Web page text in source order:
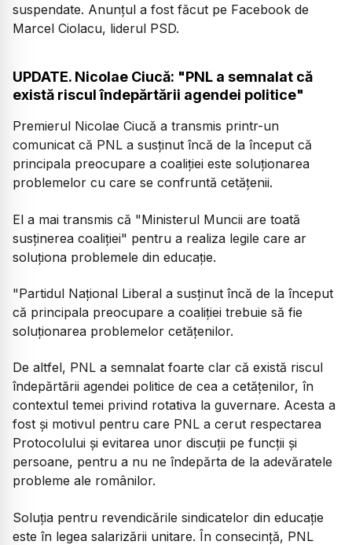
suspendate. Anunțul a fost făcut pe Facebook de
Marcel Ciolacu, liderul PSD.
UPDATE. Nicolae Ciucă: "PNL a semnalat că
există riscul îndepărtării agendei politice"
Premierul Nicolae Ciucă a transmis printr-un
comunicat că PNL a susținut încă de la început că
principala preocupare a coaliției este soluționarea
problemelor cu care se confruntă cetățenii.
El a mai transmis că "Ministerul Muncii are toată
susținerea coaliției" pentru a realiza legile care ar
soluționa problemele din educație.
"Partidul Național Liberal a susținut încă de la început
că principala preocupare a coaliției trebuie să fie
soluționarea problemelor cetățenilor.
De altfel, PNL a semnalat foarte clar că există riscul
îndepărtării agendei politice de cea a cetățenilor, în
contextul temei privind rotativa la guvernare. Acesta a
fost și motivul pentru care PNL a cerut respectarea
Protocolului și evitarea unor discuții pe funcții și
persoane, pentru a nu ne îndepărta de la adevăratele
probleme ale românilor.
Soluția pentru revendicările sindicatelor din educație
este în legea salarizării unitare. În consecință, PNL